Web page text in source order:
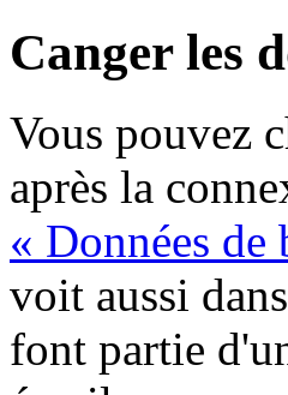
Canger les
Vous pouvez
après la
« Données de
voit aussi
font partie